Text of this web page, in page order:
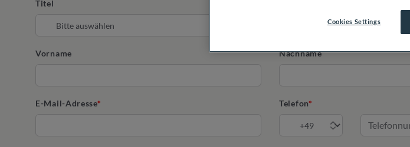
Titel
Vorname Nachname
E-Mail-Adresse Telefon
Cookies Settings